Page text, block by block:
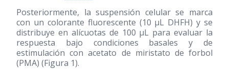
Posteriormente, la suspensión celular se marca
con un colorante fluorescente (10 μL DHFH) y se
distribuye en alícuotas de 100 μL para evaluar la
respuesta bajo condiciones basales y de
estimulación con acetato de miristato de forbol
(PMA) (Figura 1).